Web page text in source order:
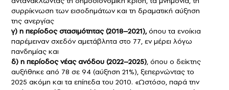
συρρίκνωση των εισοδημάτων και τη δραματική αύξηση
της ανεργίας
γ) η περίοδος στασιμότητας (2018–2021),όπου τα ενοίκια
παρέμειναν σχεδόν αμετάβλητα στο 77, εν μέρει λόγω
πανδημίας και
δ) η περίοδος νέας ανόδου (2022–2025), όπου ο δείκτης
αυξήθηκε από 78 σε 94 (αύξηση 21%), ξεπερνώντας το
2025 ακόμη και τα επίπεδα του 2010. «Ωστόσο, παρά την